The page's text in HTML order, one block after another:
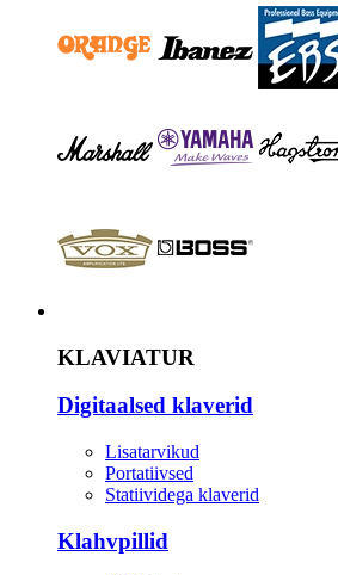
KLAVIATUR
Digitaalsed klaverid
Lisatarvikud
Portatiivsed
Statiividega klaverid
Klahvpillid